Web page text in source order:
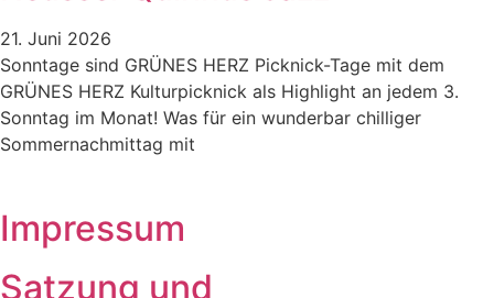
21. Juni 2026
Sonntage sind GRÜNES HERZ Picknick-Tage mit dem
GRÜNES HERZ Kulturpicknick als Highlight an jedem 3.
Sonntag im Monat! Was für ein wunderbar chilliger
Sommernachmittag mit
Impressum
Satzung und